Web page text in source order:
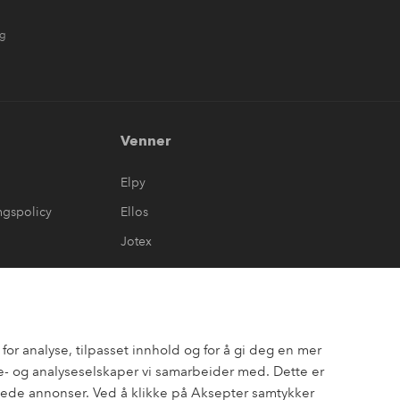
analyse, tilpasset innhold og for å gi deg en mer
analyseselskaper vi samarbeider med. Dette er
annonser. Ved å klikke på Aksepter samtykker
Venner
Elpy
Ellos
Jotex